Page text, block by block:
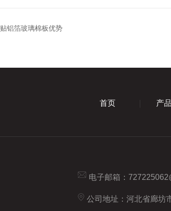
贴铝箔玻璃棉板优势
首页 产
电子邮箱：
公司地址：河北省廊坊